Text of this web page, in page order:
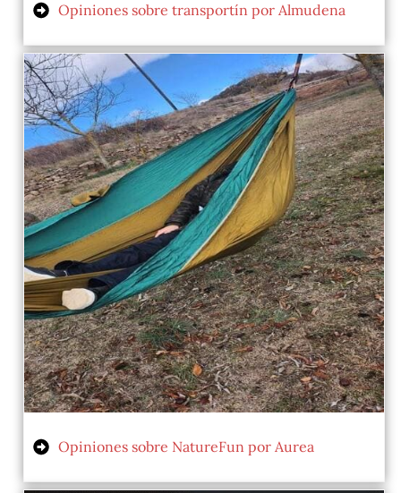
Opiniones sobre transportín por Almudena
Opiniones sobre NatureFun por Aurea